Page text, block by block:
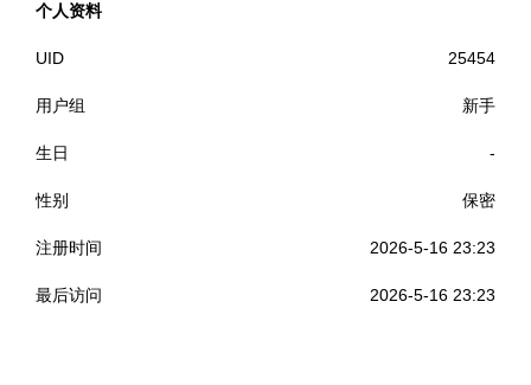
个人资料
UID 25454
用户组 新手
生日 -
性别 保密
注册时间 2026-5-16 23:23
最后访问 2026-5-16 23:23